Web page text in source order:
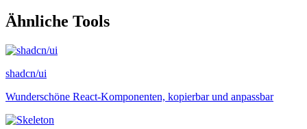
Ähnliche Tools
shadcn/ui
Wunderschöne React-Komponenten, kopierbar und anpassbar